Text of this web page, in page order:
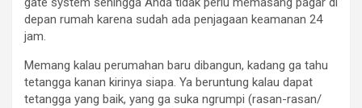
depan rumah karena sudah ada penjagaan keamanan 24
jam.
Memang kalau perumahan baru dibangun, kadang ga tahu
tetangga kanan kirinya siapa. Ya beruntung kalau dapat
tetangga yang baik, yang ga suka ngrumpi (rasan-rasan/